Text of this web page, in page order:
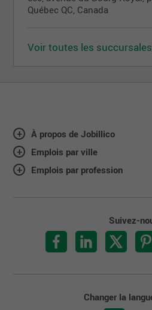
Québec QC, Canada
Voir toutes les
À propos de Jobillico
Emplois par ville
Emplois par profession
Suivez-
Changer la